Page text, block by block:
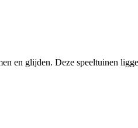
en glijden. Deze speeltuinen